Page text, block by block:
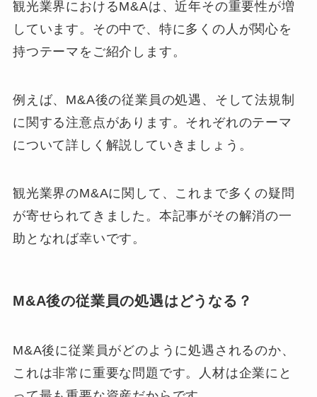
観光業界におけるM&Aは、近年その重要性が増
しています。その中で、特に多くの人が関心を
持つテーマをご紹介します。
例えば、M&A後の従業員の処遇、そして法規制
に関する注意点があります。それぞれのテーマ
について詳しく解説していきましょう。
観光業界のM&Aに関して、これまで多くの疑問
が寄せられてきました。本記事がその解消の一
助となれば幸いです。
M&A後の従業員の処遇はどうなる？
M&A後に従業員がどのように処遇されるのか、
これは非常に重要な問題です。人材は企業にと